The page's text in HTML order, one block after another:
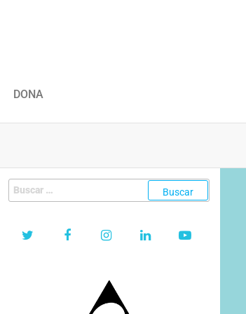
DONA
Buscar: